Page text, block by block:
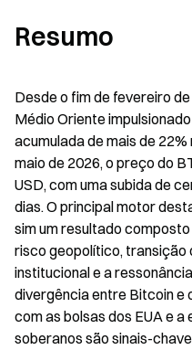
Resumo
Desde o fim de fevereiro
Médio Oriente
acumulada de mais de
maio de 2026, o preço do
USD, com uma subida de
dias. O principal motor
sim um resultado
risco geopolítico,
institucional e a
divergência entre Bitcoin e
com as bolsas dos EUA e
soberanos são sinais-